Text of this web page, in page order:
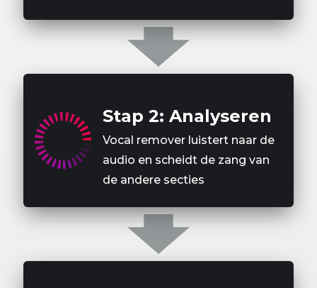
Stap 2: Analyseren
Vocal remover luistert naar de
audio en scheidt de zang van
de andere secties